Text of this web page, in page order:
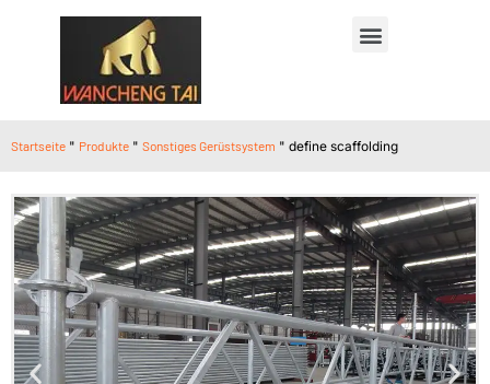
Startseite " Produkte " Sonstiges Gerüstsystem " define scaffolding